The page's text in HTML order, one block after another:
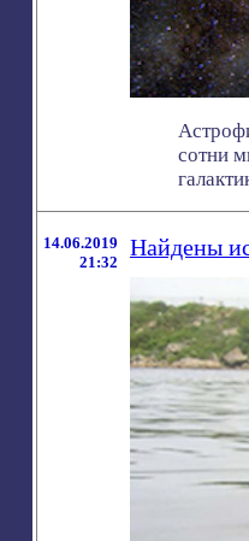
сотни
14.06.2019
21:32
Найдены